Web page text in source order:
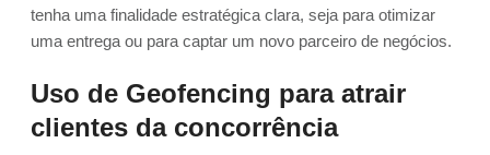
tenha uma finalidade estratégica clara, seja para otimizar
uma entrega ou para captar um novo parceiro de negócios.
Uso de Geofencing para atrair
clientes da concorrência